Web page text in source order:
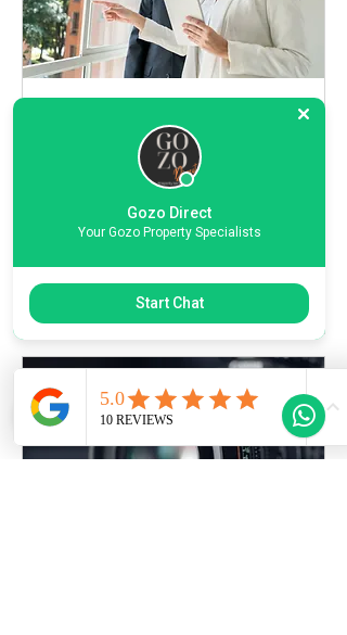
Quote the Property Ref Number &
Book your Viewing
1 ora
Richiedi di prenotare
Gozo Direct
Your Gozo Property Specialists
Start Chat